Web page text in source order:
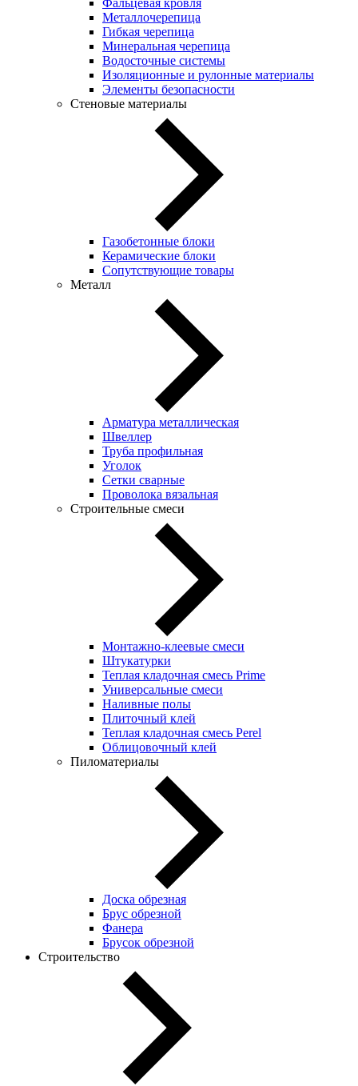
Металлочерепица
Гибкая черепица
Минеральная черепица
Водосточные системы
Изоляционные и рулонные материалы
Элементы безопасности
Стеновые материалы
Газобетонные блоки
Керамические блоки
Сопутствующие товары
Металл
Арматура металлическая
Швеллер
Труба профильная
Уголок
Сетки сварные
Проволока вязальная
Строительные смеси
Монтажно-клеевые смеси
Штукатурки
Теплая кладочная смесь Prime
Универсальные смеси
Наливные полы
Плиточный клей
Теплая кладочная смесь Perel
Облицовочный клей
Пиломатериалы
Доска обрезная
Брус обрезной
Фанера
Брусок обрезной
Строительство